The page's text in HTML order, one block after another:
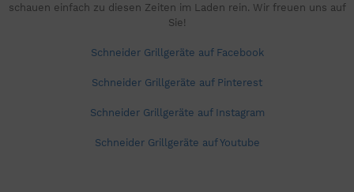
schauen einfach zu diesen Zeiten im Laden rein. Wir freuen uns auf
Sie!
Schneider Grillgeräte auf Facebook
Schneider Grillgeräte auf Pinterest
Schneider Grillgeräte auf Instagram
Schneider Grillgeräte auf Youtube